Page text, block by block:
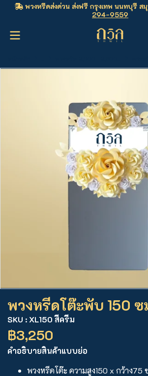
พวงหรีดส่งด่วน ส่งฟรี กรุงเทพ นนทบุรี ส
294-9559
พวงหรีดโต๊ะพับ 150 ซ
SKU : XL150 สีครีม
฿3,250
คำอธิบายสินค้าแบบย่อ
พวงหรีดโต๊ะ ความสูง150 x กว้าง75